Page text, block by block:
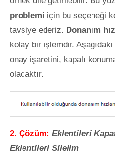
problemi için bu seçeneği
tavsiye ederiz. Donanım
kolay bir işlemdir. Aşağıdaki
onay işaretini, kapalı
olacaktır.
2. Çözüm: Eklentileri
Eklentileri Silelim